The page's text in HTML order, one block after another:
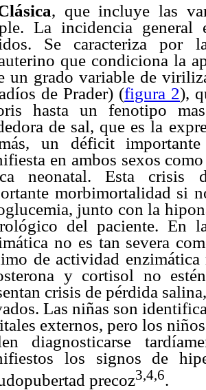
, que incluye las
La incidencia general
Se caracteriza por
que condiciona la
un grado variable de
de Prader) (figura 2),
hasta un fenotipo
de sal, que es la
un déficit
en ambos sexos
neonatal. Esta crisis
morbimortalidad si
junto con la
del paciente. En
no es tan severa
de actividad
y cortisol no
crisis de pérdida
Las niñas son
externos, pero los
diagnosticarse
los signos de
precoz3,4,6.